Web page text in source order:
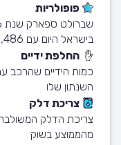
פופולריות
בישראל היום עם 8,486 יחידות על הכביש
החלפת ידיים
כמות הידיים שהרכב
השנתון שלו
צריכת דלק
מהממוצע בשוק